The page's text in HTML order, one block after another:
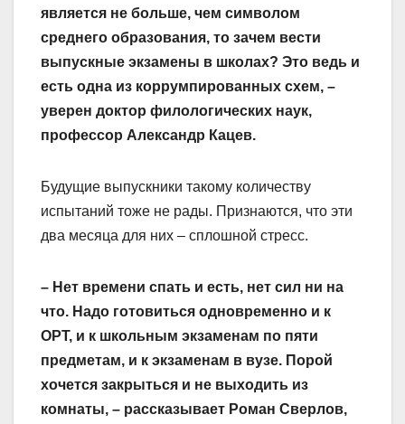
является не больше, чем символом
среднего образования, то зачем вести
выпуск­ные экзамены в школах? Это ведь и
есть одна из коррумпированных схем, –
уверен доктор филологических наук,
профессор Александр Кацев.
Будущие выпускники такому количест­ву
испытаний тоже не рады. Признаются, что эти
два месяца для них – сплошной стресс.
– Нет времени спать и есть, нет сил ни на
что. Надо готовиться одновременно и к
ОРТ, и к школьным экзаменам по пяти
предметам, и к экзаменам в вузе. Порой
хочется закрыться и не выходить из
комнаты, – рассказывает Роман Сверлов,